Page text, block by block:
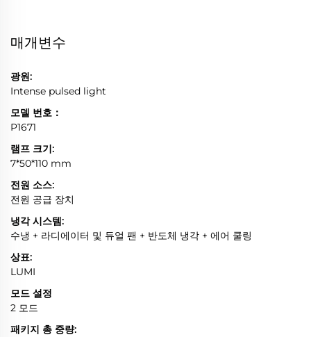
매개변수
광원:
Intense pulsed light
모델 번호：
P1671
램프 크기:
7*50*110 mm
전원 소스:
전원 공급 장치
냉각 시스템:
수냉 + 라디에이터 및 듀얼 팬 + 반도체 냉각 + 에어 쿨링
상표:
LUMI
모드 설정
2 모드
패키지 총 중량: